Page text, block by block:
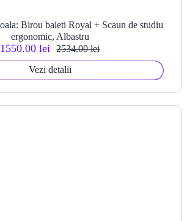
Birou baieti Royal + Scaun de studiu
ergonomic, Albastru
2534.00 lei
1550.00 lei
Vezi detalii